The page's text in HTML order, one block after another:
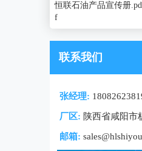
恒联石油产品宣传册.pd
f
联系我们
张经理:
厂区: 陕西省咸阳市
邮箱: